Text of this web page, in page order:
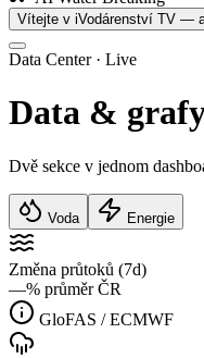
Vítejte v iVodárenství TV —
Data Center · Live
Data &
Dvě sekce v jednom
Voda Energie
Změna průtoků (7d)
—% průměr ČR
GloFAS / ECMWF